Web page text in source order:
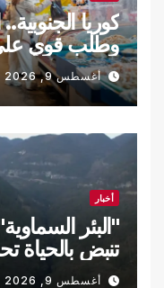
كوريا
وطلب قوي
أغسطس 9, 2026
أخبار
"البئر
عامأغسطس 9, 2026